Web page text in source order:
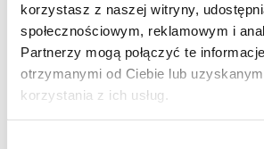
korzystasz z naszej witryny,
społecznościowym, reklamowym i
Partnerzy mogą połączyć te
otrzymanymi od Ciebie lub
korzystania z ich usług.
Zapytaj o mieszkanie
Imię i nazwisko